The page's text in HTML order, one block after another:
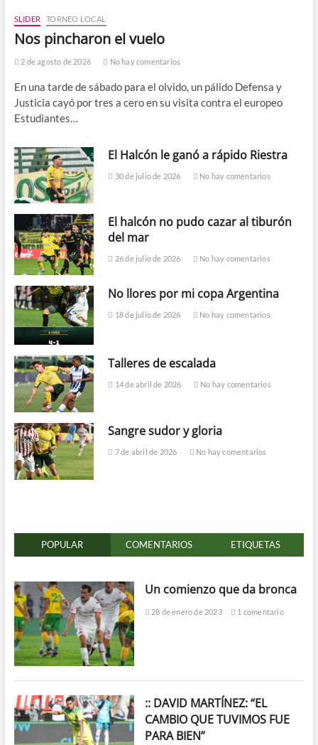
SLIDER TORNEO LOCAL
Nos pincharon el vuelo
2 de agosto de 2026 No hay comentarios
En una tarde de sábado para el olvido, un pálido Defensa y
Justicia cayó por tres a cero en su visita contra el europeo
Estudiantes…
El Halcón le ganó a rápido Riestra
30 de julio de 2026 No hay comentarios
El halcón no pudo cazar al tiburón
del mar
26 de julio de 2026 No hay comentarios
No llores por mi copa Argentina
18 de julio de 2026 No hay comentarios
Talleres de escalada
14 de abril de 2026 No hay comentarios
Sangre sudor y gloria
7 de abril de 2026 No hay comentarios
POPULAR COMENTARIOS ETIQUETAS
Un comienzo que da bronca
28 de enero de 2023 1 comentario
:: DAVID MARTÍNEZ: “EL
CAMBIO QUE TUVIMOS FUE
PARA BIEN”